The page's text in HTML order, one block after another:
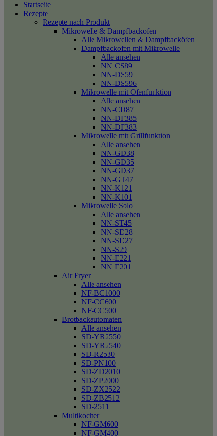
Startseite
Rezepte
Rezepte nach Produkt
Mikrowelle & Dampfbackofen
Alle Mikrowellen & Dampfbacköfen
Dampfbackofen mit Mikrowelle
Alle ansehen
NN-CS89
NN-DS59
NN-DS596
Mikrowelle mit Ofenfunktion
Alle ansehen
NN-CD87
NN-DF385
NN-DF383
Mikrowelle mit Grillfunktion
Alle ansehen
NN-GD38
NN-GD35
NN-GD37
NN-GT47
NN-K121
NN-K101
Mikrowelle Solo
Alle ansehen
NN-ST45
NN-SD28
NN-SD27
NN-S29
NN-E221
NN-E201
Air Fryer
Alle ansehen
NF-BC1000
NF-CC600
NF-CC500
Brotbackautomaten
Alle ansehen
SD-YR2550
SD-YR2540
SD-R2530
SD-PN100
SD-ZD2010
SD-ZP2000
SD-ZX2522
SD-ZB2512
SD-2511
Multikocher
NF-GM600
NF-GM400